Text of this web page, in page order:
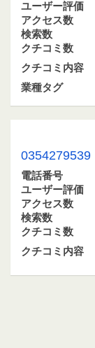
ユーザー評価
アクセス数
検索数
クチコミ数
クチコミ内容
業種タグ
0354279539
電話番号
ユーザー評価
アクセス数
検索数
クチコミ数
クチコミ内容